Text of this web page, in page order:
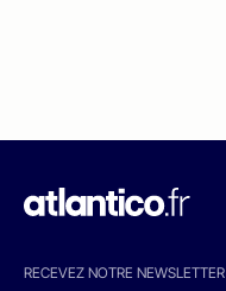
RECEVEZ NOTRE NEWSLETTER